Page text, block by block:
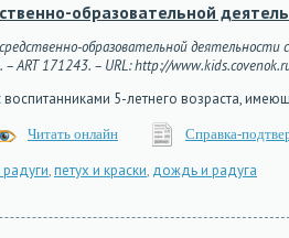
образовательной
образовательной
ART 171243. – URL: http://
5-летнего возраста,
Читать онлайн Справка-
радуги,петух и краски, дождь и радуга